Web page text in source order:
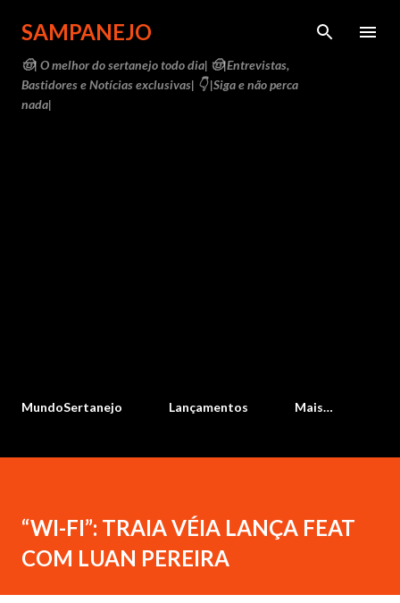
Pular para o conteúdo principal
SAMPANEJO
🤠| O melhor do sertanejo todo dia| 🤠|Entrevistas,
Bastidores e Notícias exclusivas| 👇 |Siga e não perca
nada|
MundoSertanejo Lançamentos Mais…
“WI-FI”: TRAIA VÉIA LANÇA FEAT
COM LUAN PEREIRA